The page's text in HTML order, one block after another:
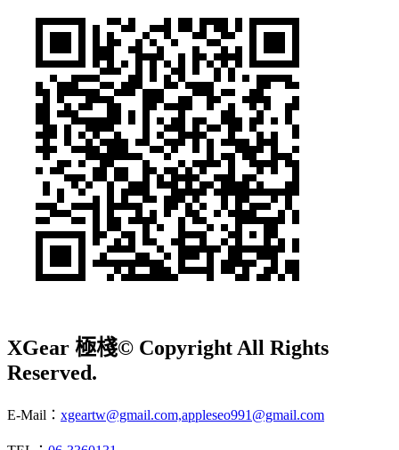
XGear 極棧© Copyright All Rights
Reserved.
E-Mail： xgeartw@gmail.com,appleseo991@gmail.com